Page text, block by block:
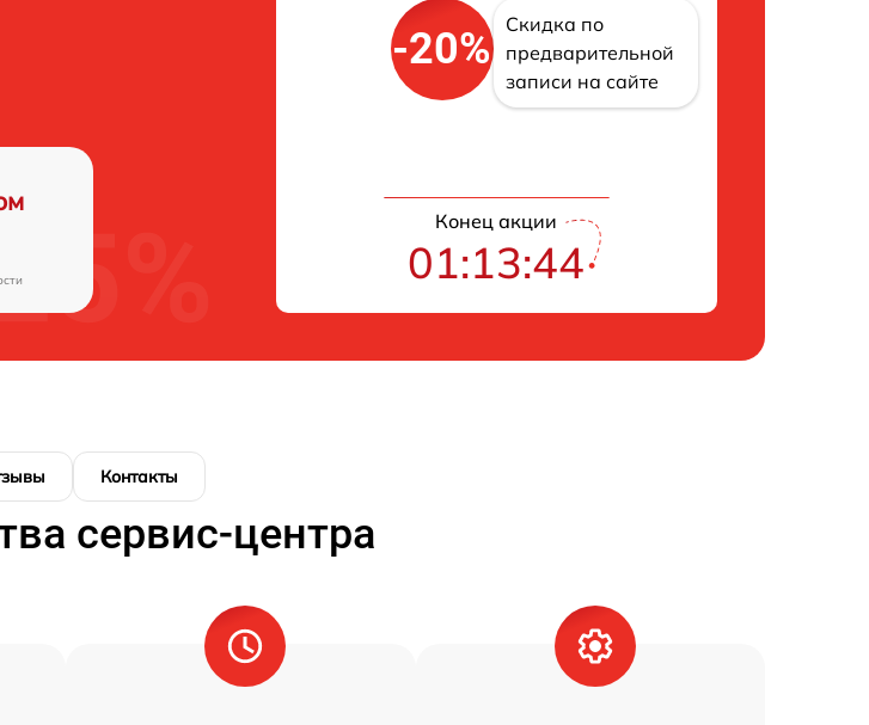
-20%
Скидка по
предварительной
записи на сайте
Конец акции
01:13:43
Контакты
сервис-центра